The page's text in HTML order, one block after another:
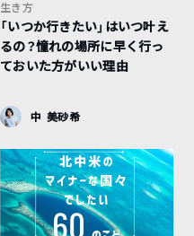
生き方
「いつか行きたい」はいつ叶え
るの？憧れの場所に早く行っ
ておいた方がいい理由
中 美砂希